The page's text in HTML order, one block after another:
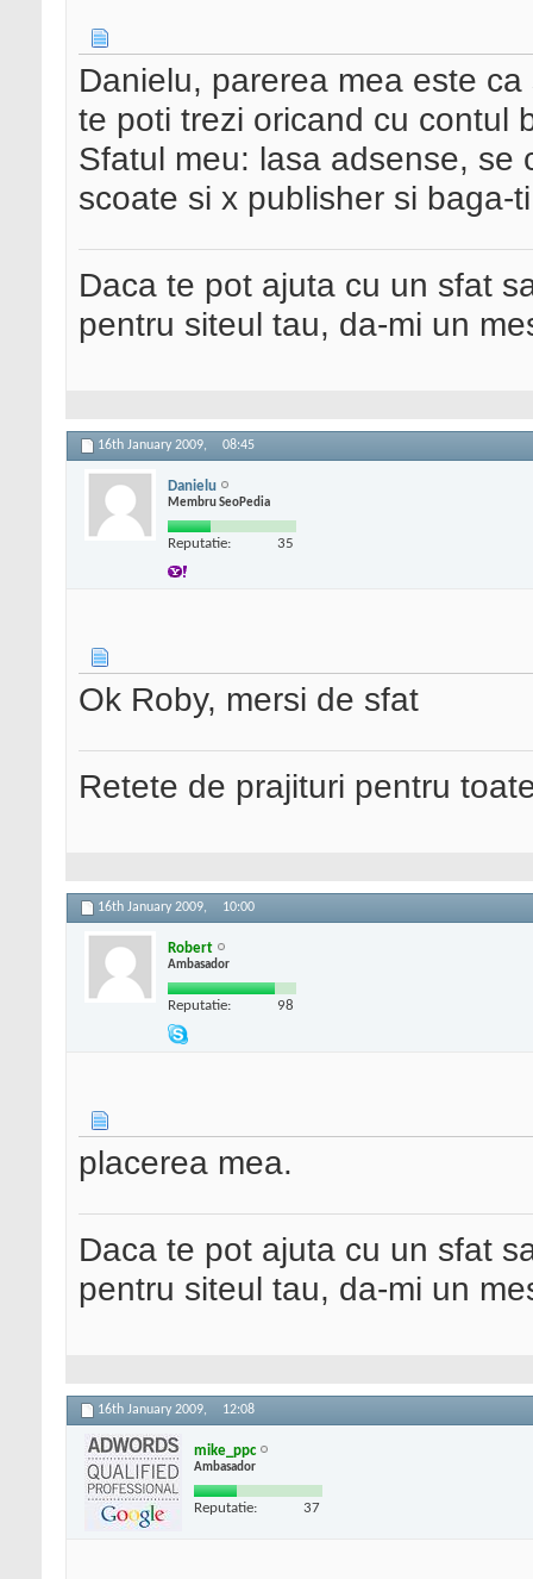
Danielu, parerea mea este
te poti trezi oricand cu contul
Sfatul meu: lasa adsense, se
scoate si x publisher si baga-
Daca te pot ajuta cu un sfat
pentru siteul tau, da-mi un
16th January 2009, 08:45
Danielu
Membru SeoPedia
Reputatie: 35
Ok Roby, mersi de sfat
Retete de prajituri pentru
16th January 2009, 10:00
Robert
Ambasador
Reputatie: 98
placerea mea.
Daca te pot ajuta cu un sfat
pentru siteul tau, da-mi un
16th January 2009, 12:08
mike_ppc
Ambasador
Reputatie: 37